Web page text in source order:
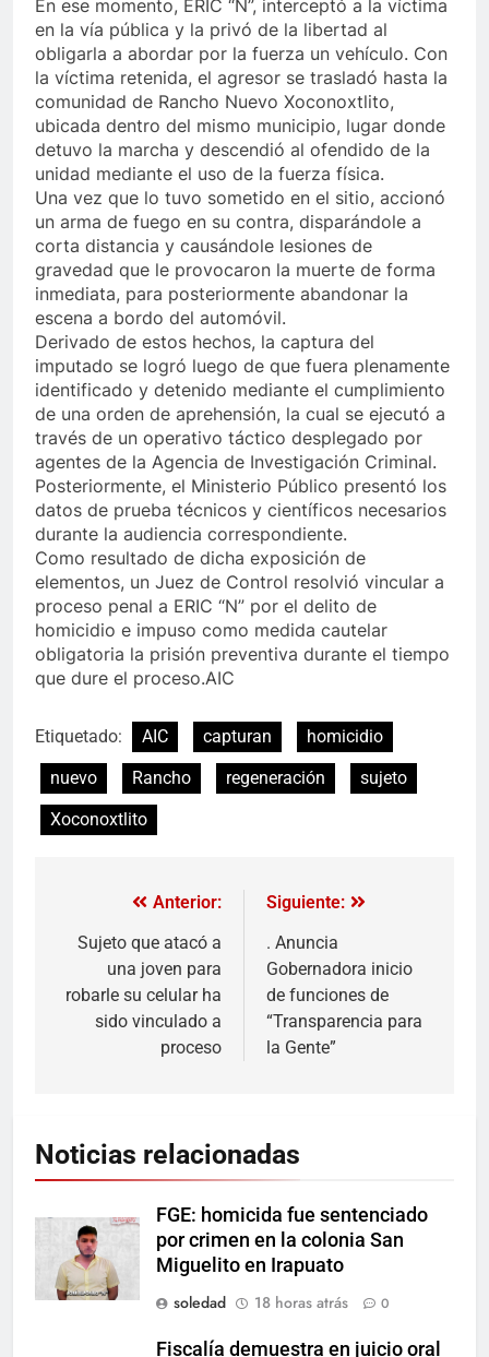
En ese momento, ERIC “N”, interceptó a la víctima
en la vía pública y la privó de la libertad al
obligarla a abordar por la fuerza un vehículo. Con
la víctima retenida, el agresor se trasladó hasta la
comunidad de Rancho Nuevo Xoconoxtlito,
ubicada dentro del mismo municipio, lugar donde
detuvo la marcha y descendió al ofendido de la
unidad mediante el uso de la fuerza física.
Una vez que lo tuvo sometido en el sitio, accionó
un arma de fuego en su contra, disparándole a
corta distancia y causándole lesiones de
gravedad que le provocaron la muerte de forma
inmediata, para posteriormente abandonar la
escena a bordo del automóvil.
Derivado de estos hechos, la captura del
imputado se logró luego de que fuera plenamente
identificado y detenido mediante el cumplimiento
de una orden de aprehensión, la cual se ejecutó a
través de un operativo táctico desplegado por
agentes de la Agencia de Investigación Criminal.
Posteriormente, el Ministerio Público presentó los
datos de prueba técnicos y científicos necesarios
durante la audiencia correspondiente.
Como resultado de dicha exposición de
elementos, un Juez de Control resolvió vincular a
proceso penal a ERIC “N” por el delito de
homicidio e impuso como medida cautelar
obligatoria la prisión preventiva durante el tiempo
que dure el proceso.AIC
Etiquetado: AIC capturan
homicidio
nuevo
Rancho regeneración
sujeto
Xoconoxtlito
Anterior:
Sujeto que atacó a
una joven para
robarle su celular ha
sido vinculado a
proceso
Siguiente:
. Anuncia
Gobernadora inicio
de funciones de
“Transparencia para
la Gente”
Noticias relacionadas
FGE: homicida fue sentenciado
por crimen en la colonia San
Miguelito en Irapuato
soledad
18 horas atrás 0
Fiscalía demuestra en juicio oral